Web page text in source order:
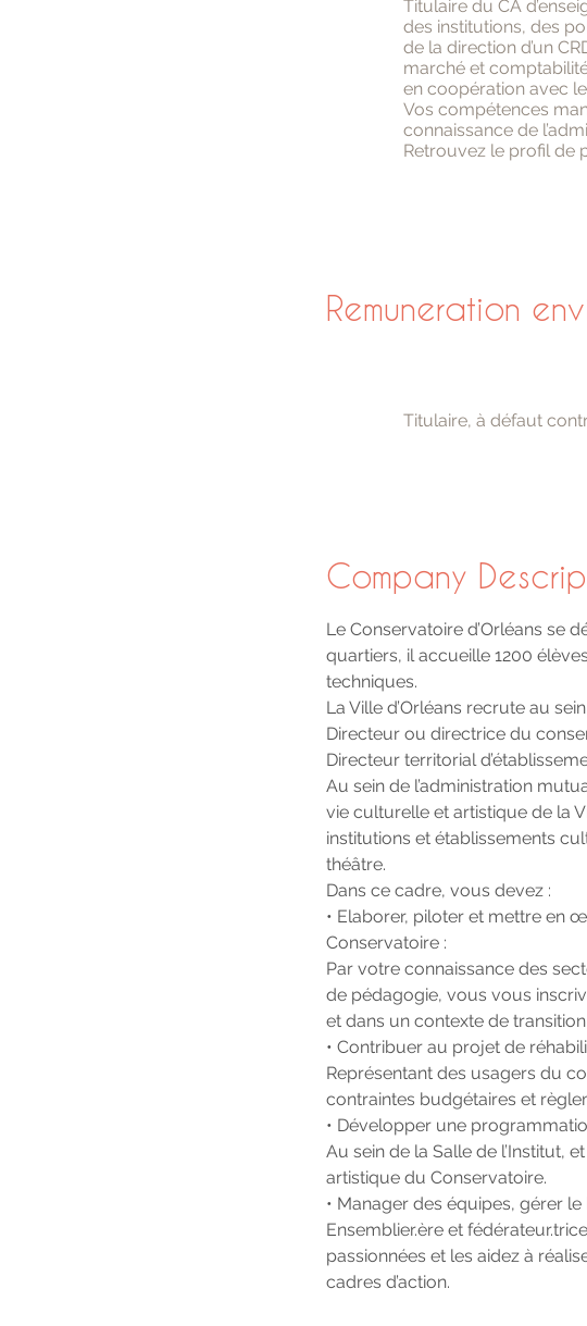
Titulaire du CA
des institutions, des
de la direction d’un
marché et
en coopération avec
Vos compétences
connaissance de
Retrouvez le profil de
Remuneration
Titulaire, à défaut
Company
Le Conservatoire d’Orléans se
quartiers, il accueille 1200
techniques.
La Ville d’Orléans recrute au
Directeur ou directrice du
Directeur territorial
Au sein de l’administration
vie culturelle et artistique de la
institutions et établissements
théâtre.
Dans ce cadre, vous devez :
• Elaborer, piloter et mettre en
Conservatoire :
Par votre connaissance des
de pédagogie, vous vous
et dans un contexte de
• Contribuer au projet de
Représentant des usagers du
contraintes budgétaires et
• Développer une
Au sein de la Salle de l’Institut,
artistique du Conservatoire.
• Manager des équipes, gérer le
Ensemblier.ère et
passionnées et les aidez à
cadres d’action.